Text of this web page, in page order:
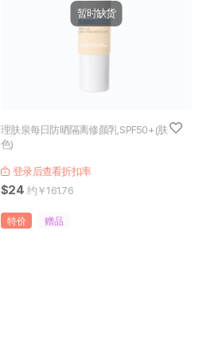
暂时缺货
理肤泉每日防晒隔离修颜乳 SPF50+ (肤
色)
登录后查看折扣率
$24 约￥161.76
特价 赠品